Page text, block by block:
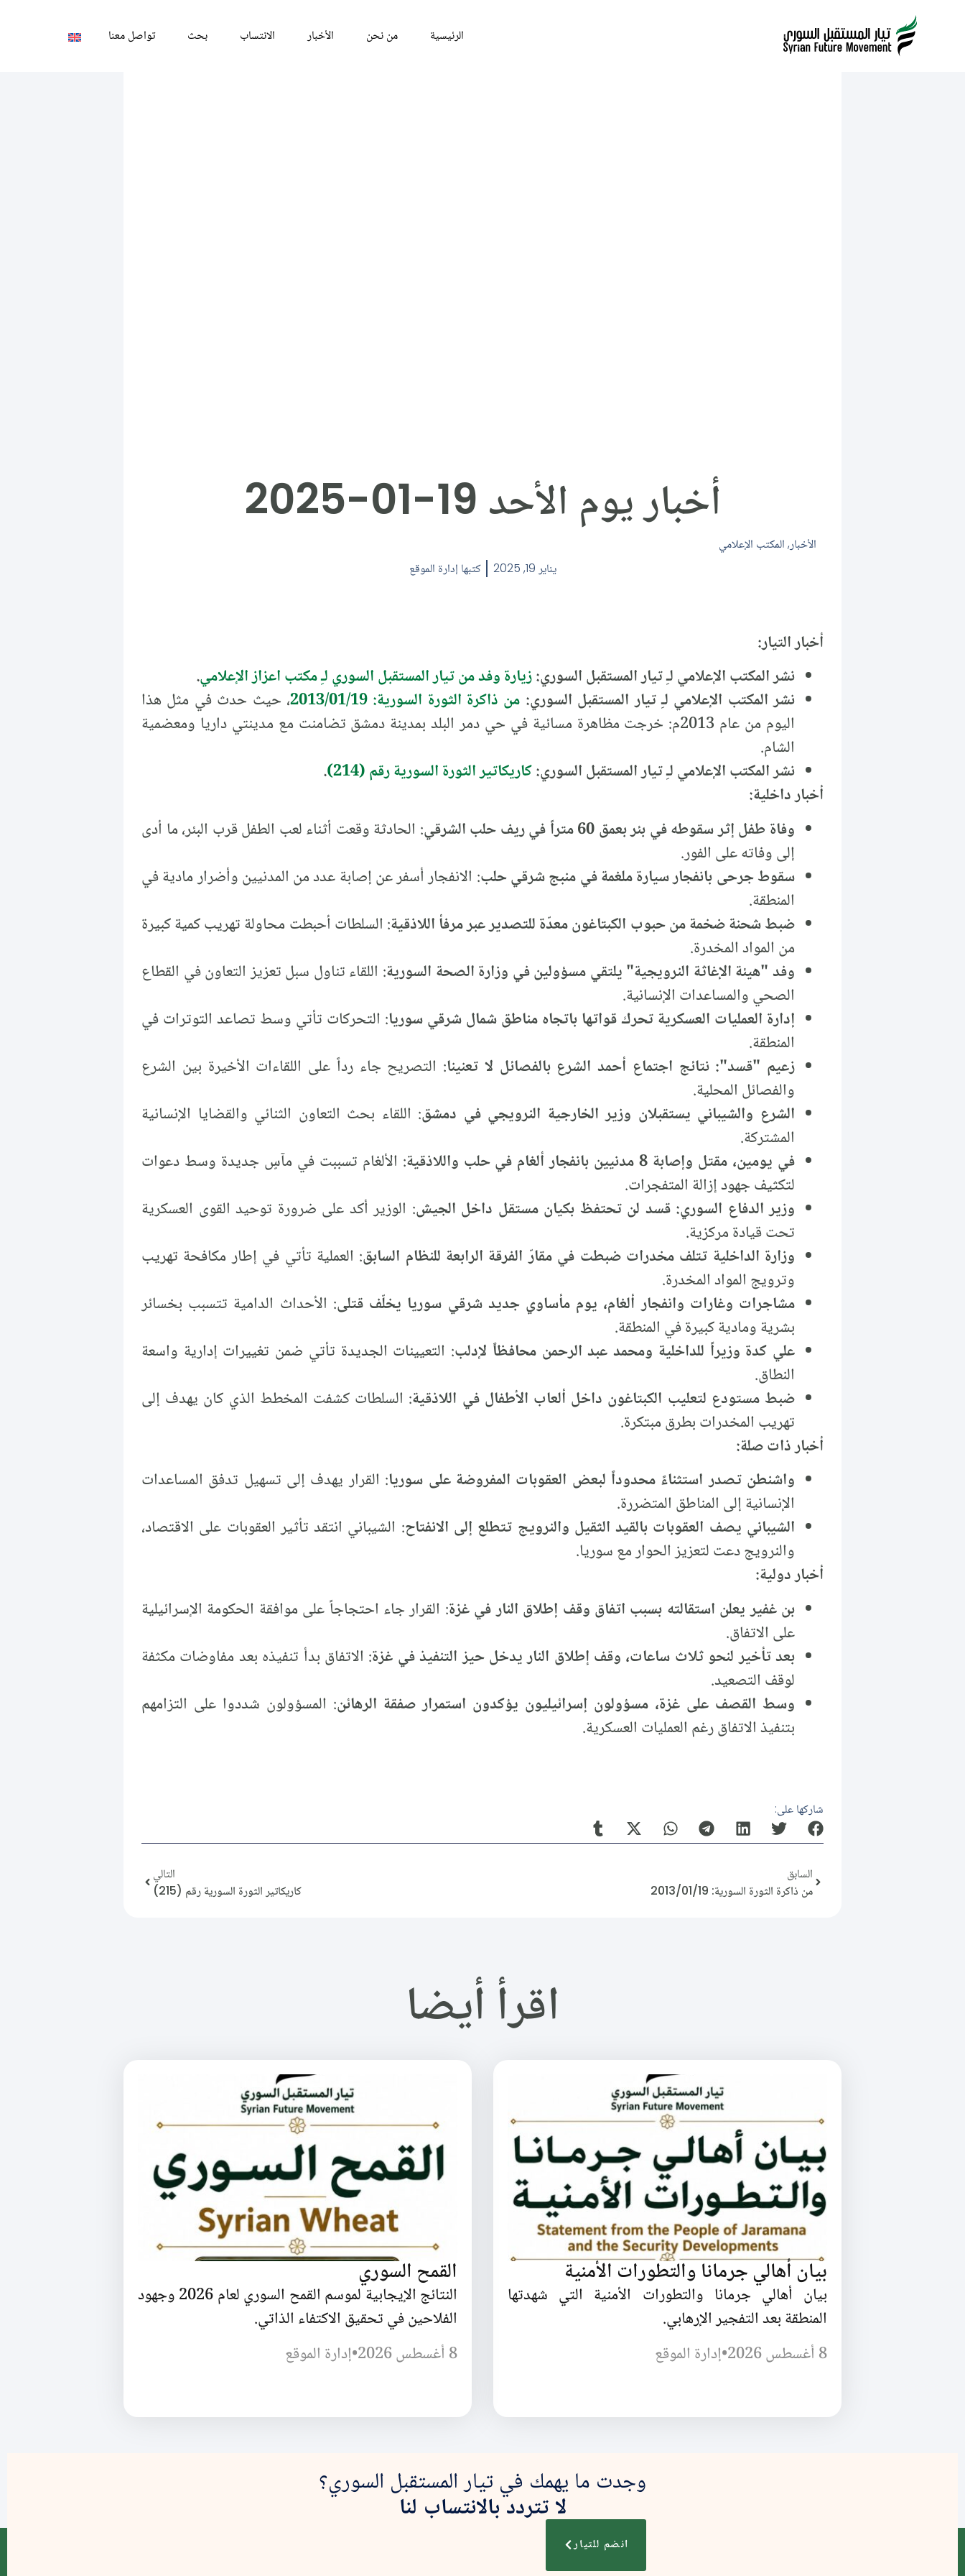
الرئيسية من نحن الأخبار الانتساب بحث تواصل معنا
أخبار يوم الأحد 19-01-2025
الأخبار, المكتب الإعلامي
يناير 19, 2025
كتبها إدارة الموقع
أخبار التيار:
نشر المكتب الإعلامي لـِ تيار المستقبل السوري:زيارة وفد من تيار المستقبل السوري لـِ مكتب اعزاز الإعلامي.
نشر المكتب الإعلامي لـِ تيار المستقبل السوري: من ذاكرة الثورة السورية: 2013/01/19
، حيث حدث في مثل هذا
اليوم من عام 2013م: خرجت مظاهرة مسائية في حي دمر البلد بمدينة دمشق تضامنت مع مدينتي داريا ومعضمية
الشام.
نشر المكتب الإعلامي لـِ تيار المستقبل السوري:كاريكاتير الثورة السورية رقم (214)
.
أخبار داخلية:
وفاة طفل إثر سقوطه في بئر بعمق 60 متراً في ريف حلب الشرقي
: الحادثة وقعت أثناء لعب الطفل قرب البئر، ما أدى
إلى وفاته على الفور.
سقوط جرحى بانفجار سيارة ملغمة في منبج شرقي حلب: الانفجار أسفر عن إصابة عدد من المدنيين وأضرار مادية في
المنطقة.
ضبط شحنة ضخمة من حبوب الكبتاغون معدّة للتصدير عبر مرفأ اللاذقية: السلطات أحبطت محاولة تهريب كمية كبيرة
من المواد المخدرة.
وفد "هيئة الإغاثة النرويجية" يلتقي مسؤولين في وزارة الصحة السورية: اللقاء تناول سبل تعزيز التعاون في القطاع
الصحي والمساعدات الإنسانية.
إدارة العمليات العسكرية تحرك قواتها باتجاه مناطق شمال شرقي سوريا: التحركات تأتي وسط تصاعد التوترات في
المنطقة.
زعيم "قسد": نتائج اجتماع أحمد الشرع بالفصائل لا تعنينا: التصريح جاء رداً على اللقاءات الأخيرة بين الشرع
والفصائل المحلية.
الشرع والشيباني يستقبلان وزير الخارجية النرويجي في دمشق: اللقاء بحث التعاون الثنائي والقضايا الإنسانية
المشتركة.
في يومين، مقتل وإصابة 8 مدنيين بانفجار ألغام في حلب واللاذقية
: الألغام تسببت في مآسٍ جديدة وسط دعوات
لتكثيف جهود إزالة المتفجرات.
وزير الدفاع السوري: قسد لن تحتفظ بكيان مستقل داخل الجيش: الوزير أكد على ضرورة توحيد القوى العسكرية
تحت قيادة مركزية.
وزارة الداخلية تتلف مخدرات ضبطت في مقارّ الفرقة الرابعة للنظام السابق: العملية تأتي في إطار مكافحة تهريب
وترويج المواد المخدرة.
مشاجرات وغارات وانفجار ألغام، يوم مأساوي جديد شرقي سوريا يخلّف قتلى: الأحداث الدامية تتسبب بخسائر
بشرية ومادية كبيرة في المنطقة.
علي كدة وزيراً للداخلية ومحمد عبد الرحمن محافظاً لإدلب: التعيينات الجديدة تأتي ضمن تغييرات إدارية واسعة
النطاق.
ضبط مستودع لتعليب الكبتاغون داخل ألعاب الأطفال في اللاذقية: السلطات كشفت المخطط الذي كان يهدف إلى
تهريب المخدرات بطرق مبتكرة.
أخبار ذات صلة:
واشنطن تصدر استثناءً محدوداً لبعض العقوبات المفروضة على سوريا: القرار يهدف إلى تسهيل تدفق المساعدات
الإنسانية إلى المناطق المتضررة.
الشيباني يصف العقوبات بالقيد الثقيل والنرويج تتطلع إلى الانفتاح: الشيباني انتقد تأثير العقوبات على الاقتصاد،
والنرويج دعت لتعزيز الحوار مع سوريا.
أخبار دولية:
بن غفير يعلن استقالته بسبب اتفاق وقف إطلاق النار في غزة: القرار جاء احتجاجاً على موافقة الحكومة الإسرائيلية
على الاتفاق.
بعد تأخير لنحو ثلاث ساعات، وقف إطلاق النار يدخل حيز التنفيذ في غزة: الاتفاق بدأ تنفيذه بعد مفاوضات مكثفة
لوقف التصعيد.
وسط القصف على غزة، مسؤولون إسرائيليون يؤكدون استمرار صفقة الرهائن: المسؤولون شددوا على التزامهم
بتنفيذ الاتفاق رغم العمليات العسكرية.
شاركها على:
السابق
من ذاكرة الثورة السورية: 2013/01/19
التالي
كاريكاتير الثورة السورية رقم (215)
اقرأ أيضا
بيان أهالي جرمانا والتطورات الأمنية
بيان أهالي جرمانا والتطورات الأمنية التي شهدتها
المنطقة بعد التفجير الإرهابي.
8 أغسطس 2026
•إدارة الموقع
القمح السوري
النتائج الإيجابية لموسم القمح السوري لعام 2026 وجهود
الفلاحين في تحقيق الاكتفاء الذاتي.
8 أغسطس 2026
•إدارة الموقع
وجدت ما يهمك في تيار المستقبل السوري؟
لا تتردد بالانتساب لنا
انضم للتيار